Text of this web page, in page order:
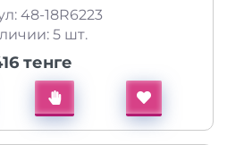
48-18R6223
5 шт.
тенге